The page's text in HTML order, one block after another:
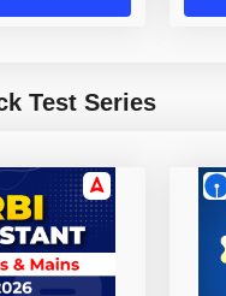
Test Series